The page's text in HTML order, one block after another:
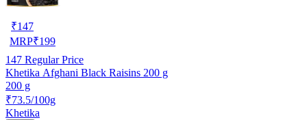
₹147
MRP₹199
147 Regular Price
Khetika Afghani Black Raisins 200 g
200 g
₹73.5/100g
Khetika